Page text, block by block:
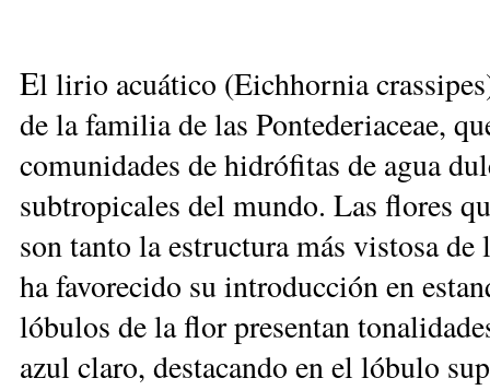
El lirio acuático (Eichhornia
de la familia de las Pontederiaceae,
comunidades de hidrófitas de agua
subtropicales del mundo. Las flores
son tanto la estructura más vistosa
ha favorecido su introducción en
lóbulos de la flor presentan
azul claro, destacando en el lóbulo